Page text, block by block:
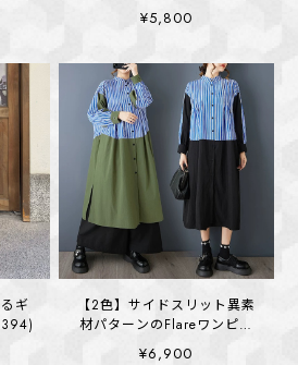
¥5,800
ギ
【2色】サイドスリット異素
材パターンのFlareワンピー
ス (kai1359)
¥6,900